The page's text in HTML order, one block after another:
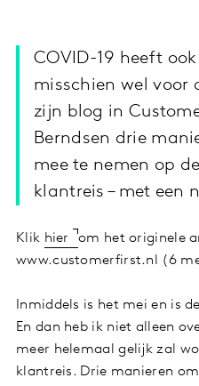
COVID-19 heeft
misschien wel voor
zijn blog in
Berndsen drie
mee te nemen op
klantreis – met een
Klik hier
om het originele
www.customerfirst.nl (6
Inmiddels is het mei en is
En dan heb ik niet alleen
meer helemaal gelijk zal
klantreis. Drie manieren